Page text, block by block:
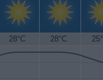
28°C 28°C